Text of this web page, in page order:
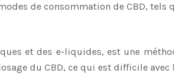
de consommation de CBD, tels
et des e-liquides, est une
du CBD, ce qui est difficile